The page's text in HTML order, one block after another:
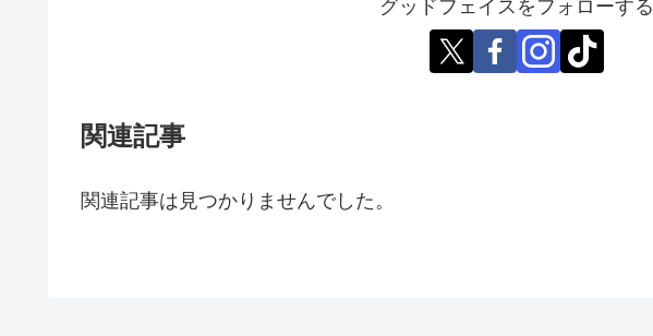
グッドフェイスをフォローする
関連記事
関連記事は見つかりませんでした。